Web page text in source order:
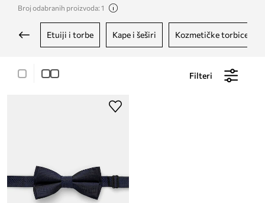
Broj odabranih proizvoda: 1
etuiji i torbe kape i šeširi kozmetičke torbice
Filteri